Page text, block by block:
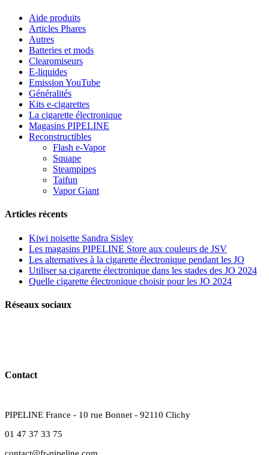
Aide produits
Articles Phares
Autres
Batteries et mods
Clearomiseurs
E-liquides
Emission YouTube
Généralités
Kits e-cigarettes
La cigarette électronique
Magasins PIPELINE
Reconstructibles
Flash e-Vapor
Squape
Steampipes
Taifun
Vapor Giant
Articles récents
Kiwi noisette Sandra Sisley
Les magasins PIPELINE Store aux couleurs de JSV
Les alternatives à la cigarette électronique pendant les JO
Utiliser sa cigarette électronique dans les stades des JO 2024
Quelle cigarette électronique choisir pour les JO 2024
Réseaux sociaux
Contact
PIPELINE France - 10 rue Bonnet - 92110 Clichy
01 47 37 33 75
contact@fr-pipeline.com